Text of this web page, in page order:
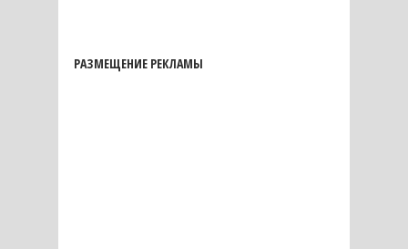
РАЗМЕЩЕНИЕ РЕКЛАМЫ